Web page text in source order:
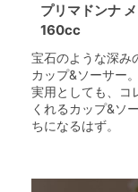
プリマドンナ
160cc
宝石のような深み
カップ&ソーサー。
実用としても、コ
くれるカップ&ソ
ちになるはず。